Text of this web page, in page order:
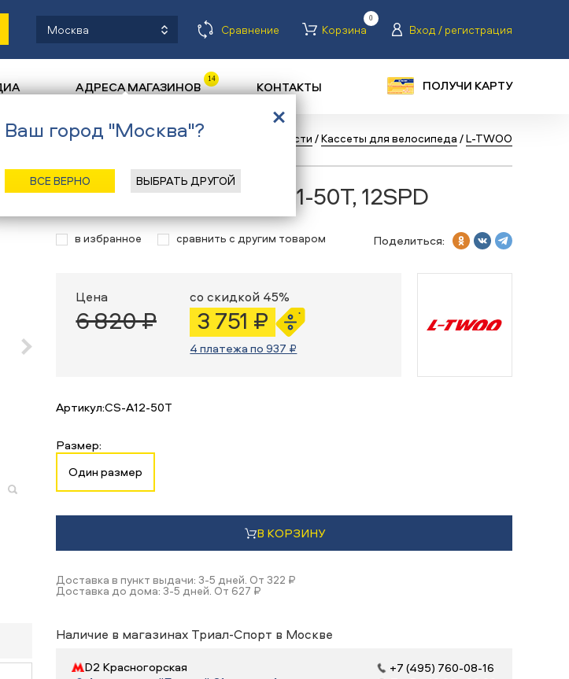
Москва Сравнение Корзина
0
Вход / регистрация
АДРЕСА МАГАЗИНОВ 14 КОНТАКТЫ ПОЛУЧИ КАРТУ
Назад/ Главная/Каталог/Велосипеды Запчасти /Кассеты для велосипеда /L-TWOO
Кассета L-TWOO A12 11-50T, 12SPD
в избранное сравнить с другим товаром Поделиться:
Цена
6 820 ₽
со скидкой 45%
3 751 ₽
4 платежа по 937 ₽
Артикул:CS-A12-50T
Размер:
Один размер
В КОРЗИНУ
Доставка в пункт выдачи: 3-5 дней. От 322 ₽
Доставка до дома: 3-5 дней. От 627 ₽
Наличие в магазинах Триал-Спорт в Москве
D2 Красногорская
+7 (495) 760-08-16
Ваш город "Москва"?
ВСЕ ВЕРНО ВЫБРАТЬ ДРУГОЙ